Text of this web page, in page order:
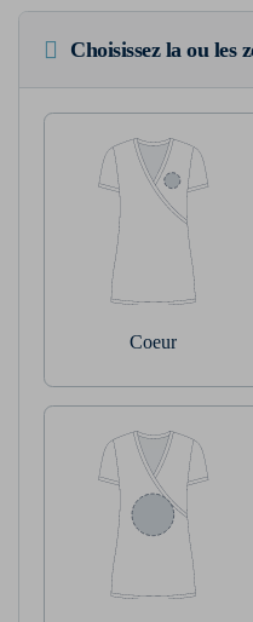
Choisissez la ou les
Coeur